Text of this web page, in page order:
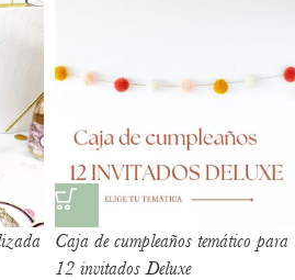
Caja de cumpleaños temático para
12 invitados Deluxe